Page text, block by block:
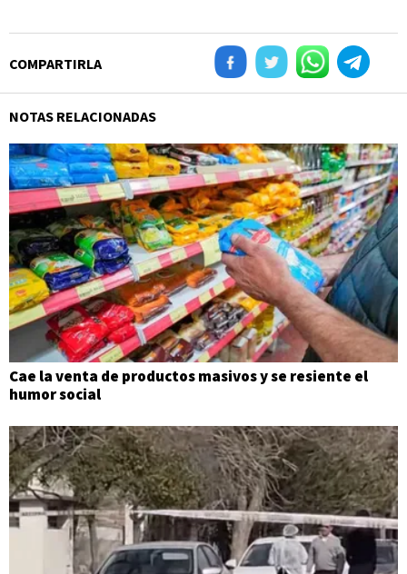
COMPARTIRLA
NOTAS RELACIONADAS
Cae la venta de productos masivos y se resiente el
humor social